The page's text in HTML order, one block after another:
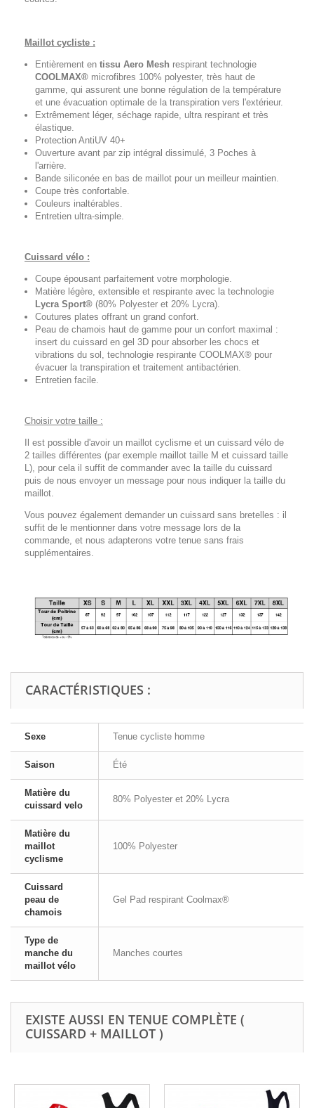
Maillot cycliste :
Entièrement en tissu Aero Mesh respirant technologie
COOLMAX® microfibres 100% polyester, très haut de
gamme, qui assurent une bonne régulation de la température
et une évacuation optimale de la transpiration vers l'extérieur.
Extrêmement léger, séchage rapide, ultra respirant et très
élastique.
Protection AntiUV 40+
Ouverture avant par zip intégral dissimulé, 3 Poches à
l'arrière.
Bande siliconée en bas de maillot pour un meilleur maintien.
Coupe très confortable.
Couleurs inaltérables.
Entretien ultra-simple.
Cuissard vélo :
Coupe épousant parfaitement votre morphologie.
Matière légère, extensible et respirante avec la technologie
Lycra Sport® (80% Polyester et 20% Lycra).
Coutures plates offrant un grand confort.
Peau de chamois haut de gamme pour un confort maximal :
insert du cuissard en gel 3D pour absorber les chocs et
vibrations du sol, technologie respirante COOLMAX® pour
évacuer la transpiration et traitement antibactérien.
Entretien facile.
Choisir votre taille :
Il est possible d'avoir un maillot cyclisme et un cuissard vélo de
2 tailles différentes (par exemple maillot taille M et cuissard taille
L), pour cela il suffit de commander avec la taille du cuissard
puis de nous envoyer un message pour nous indiquer la taille du
maillot.
Vous pouvez également demander un cuissard sans bretelles : il
suffit de le mentionner dans votre message lors de la
commande, et nous adapterons votre tenue sans frais
supplémentaires.
CARACTÉRISTIQUES :
Sexe Tenue cycliste homme
Saison Été
Matière du
cuissard velo
80% Polyester et 20% Lycra
Matière du
maillot
cyclisme
100% Polyester
Cuissard
peau de
chamois
Gel Pad respirant Coolmax®
Type de
manche du
maillot vélo
Manches courtes
EXISTE AUSSI EN TENUE COMPLÈTE (
CUISSARD + MAILLOT )